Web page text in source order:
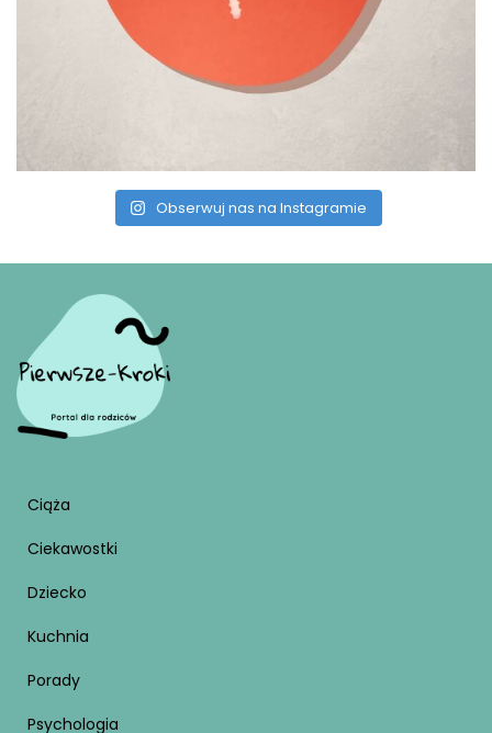
Obserwuj nas na Instagramie
Ciąża
Ciekawostki
Dziecko
Kuchnia
Porady
Psychologia